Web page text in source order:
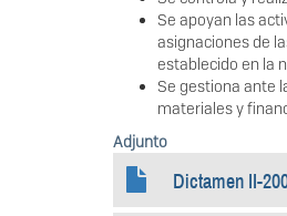
Se apoyan las
asignaciones de
establecido en la
Se gestiona ante
materiales y
Adjunto
Dictamen II-